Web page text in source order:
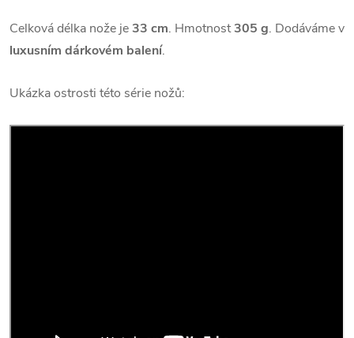
Celková délka nože je33 cm. Hmotnost305 g. Dodáváme v
luxusním dárkovém balení.
Ukázka ostrosti této série nožů: